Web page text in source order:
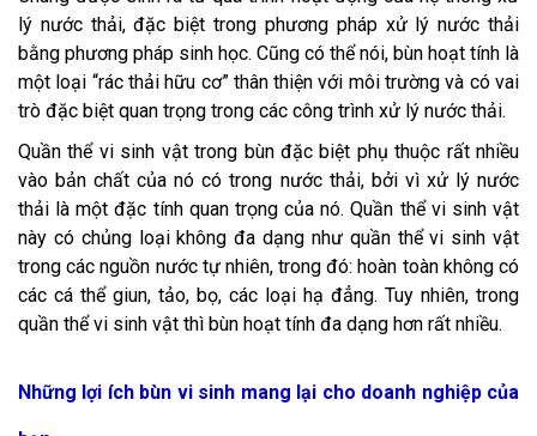
lý nước thải, đặc biệt trong phương pháp xử lý nước thải
bằng phương pháp sinh học. Cũng có thể nói, bùn hoạt tính là
một loại “rác thải hữu cơ” thân thiện với môi trường và có vai
trò đặc biệt quan trọng trong các công trình xử lý nước thải.
Quần thể vi sinh vật trong bùn đặc biệt phụ thuộc rất nhiều
vào bản chất của nó có trong nước thải, bởi vì xử lý nước
thải là một đặc tính quan trọng của nó. Quần thể vi sinh vật
này có chủng loại không đa dạng như quần thể vi sinh vật
trong các nguồn nước tự nhiên, trong đó: hoàn toàn không có
các cá thể giun, tảo, bọ, các loại hạ đẳng. Tuy nhiên, trong
quần thể vi sinh vật thì bùn hoạt tính đa dạng hơn rất nhiều.
Những lợi ích bùn vi sinh mang lại cho doanh nghiệp của